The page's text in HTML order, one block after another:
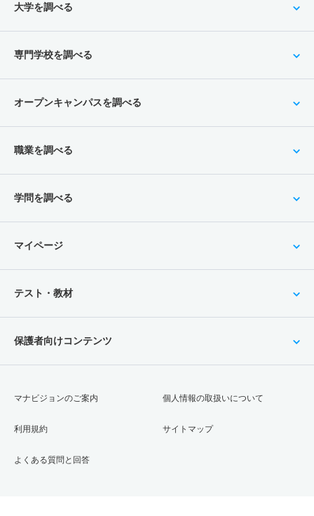
大学を調べる
専門学校を調べる
オープンキャンパスを調べる
職業を調べる
学問を調べる
マイページ
テスト・教材
保護者向けコンテンツ
マナビジョンのご案内
利用規約
よくある質問と回答
個人情報の取扱いについて
サイトマップ